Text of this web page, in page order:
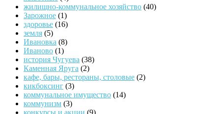
жилищно-коммунальное хозяйство (40)
Зарожное (1)
здоровье (16)
земля (5)
Ивановка (8)
Иваново (1)
история Чугуева (38)
Каменная Яруга (2)
кафе, бары, рестораны, столовые (2)
кикбоксинг (3)
коммунальное имущество (14)
коммунизм (3)
конкурсы и акции (9)